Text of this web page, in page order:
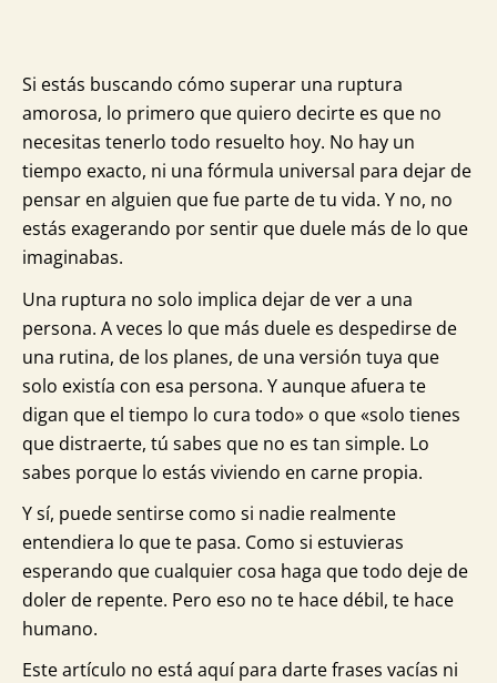
Si estás buscando cómo superar una ruptura
amorosa, lo primero que quiero decirte es que no
necesitas tenerlo todo resuelto hoy. No hay un
tiempo exacto, ni una fórmula universal para dejar de
pensar en alguien que fue parte de tu vida. Y no, no
estás exagerando por sentir que duele más de lo que
imaginabas.
Una ruptura no solo implica dejar de ver a una
persona. A veces lo que más duele es despedirse de
una rutina, de los planes, de una versión tuya que
solo existía con esa persona. Y aunque afuera te
digan que el tiempo lo cura todo» o que «solo tienes
que distraerte, tú sabes que no es tan simple. Lo
sabes porque lo estás viviendo en carne propia.
Y sí, puede sentirse como si nadie realmente
entendiera lo que te pasa. Como si estuvieras
esperando que cualquier cosa haga que todo deje de
doler de repente. Pero eso no te hace débil, te hace
humano.
Este artículo no está aquí para darte frases vacías ni